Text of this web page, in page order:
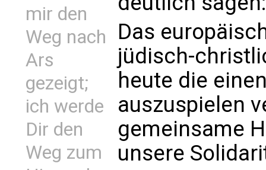
mir den
Weg nach
Ars
gezeigt;
ich werde
Dir den
Weg zum
Das
jüdisch-
heute die
auszuspielen
gemeinsame
unsere